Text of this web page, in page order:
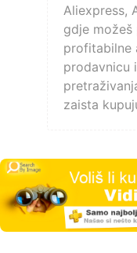
Aliexpress,
gdje možeš
profitabilne
prodavnicu
zaista